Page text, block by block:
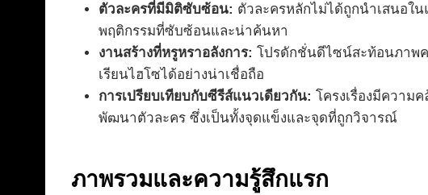
ตัวละครที่มีมิติซับซ้อน: ตัวละครหลักไม่ได้ถูกนำเสนอใ
พฤติกรรมที่ซับซ้อนและน่าค้นหา
งานสร้างที่หรูหราอลังการ: โปรดักชั่นดีไซน์สะท้อนภาพค
เรียนไฮโซได้อย่างน่าเชื่อถือ
การเปรียบเทียบกับซีรีส์แนวเดียวกัน: โครงเรื่องมีความ
พัฒนาตัวละคร ซึ่งเป็นทั้งจุดแข็งและจุดที่ถูกวิจารณ์
ภาพรวมและความรู้สึกแรก